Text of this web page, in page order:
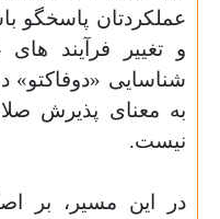
عملکردتان پاسخگو
و تغییر فرآیند های
شناسایی «دوفاکتو»
به معنای پذیرش
نیست.
در این مسیر، بر